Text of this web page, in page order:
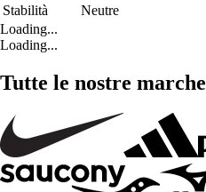
Stabilità
Neutre
Loading...
Loading...
Tutte le nostre marche